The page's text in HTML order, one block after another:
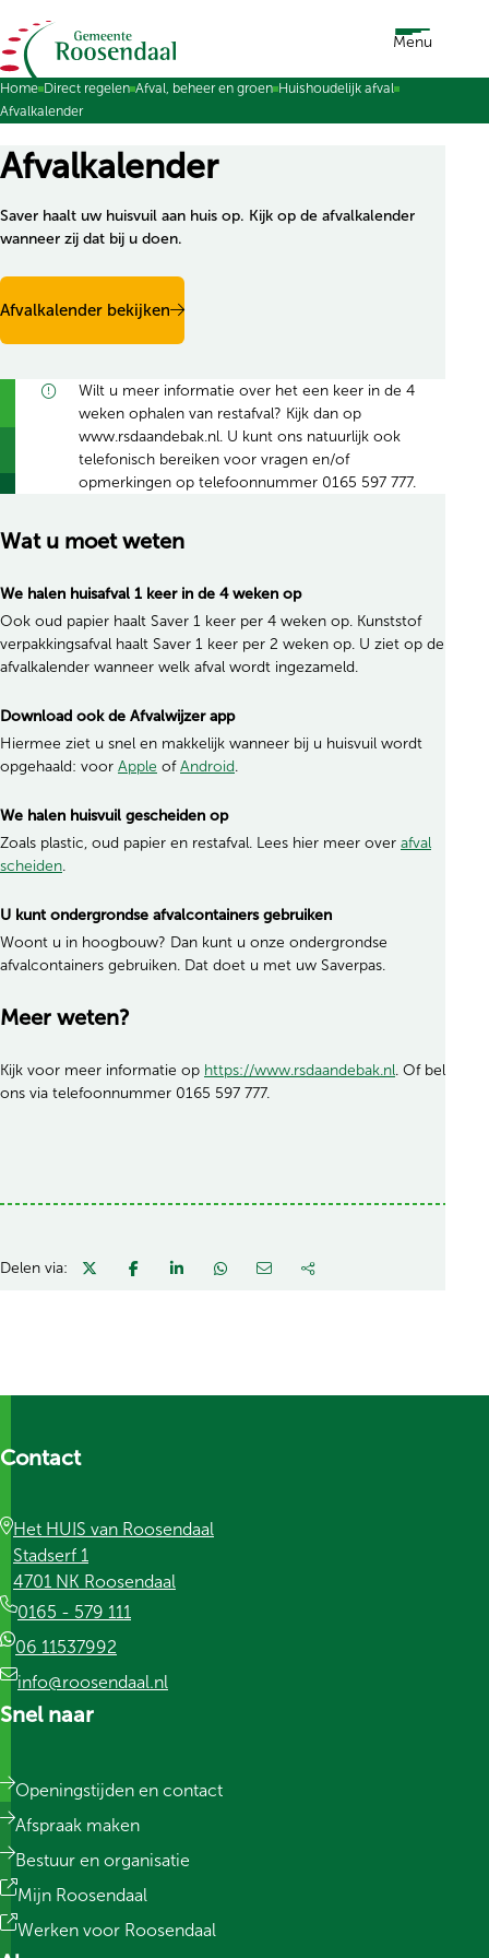
Ga naar de inhoud Menu
Home Direct regelen Afval, beheer en groen Huishoudelijk afval
Afvalkalender
Afvalkalender
Saver haalt uw huisvuil aan huis op. Kijk op de afvalkalender
wanneer zij dat bij u doen.
Afvalkalender bekijken
Wilt u meer informatie over het een keer in de 4
weken ophalen van restafval? Kijk dan op
www.rsdaandebak.nl. U kunt ons natuurlijk ook
telefonisch bereiken voor vragen en/of
opmerkingen op telefoonnummer 0165 597 777.
Wat u moet weten
We halen huisafval 1 keer in de 4 weken op
Ook oud papier haalt Saver 1 keer per 4 weken op. Kunststof
verpakkingsafval haalt Saver 1 keer per 2 weken op. U ziet op de
afvalkalender wanneer welk afval wordt ingezameld.
Download ook de Afvalwijzer app
Hiermee ziet u snel en makkelijk wanneer bij u huisvuil wordt
opgehaald: voor Apple of Android
We halen huisvuil gescheiden op
Zoals plastic, oud papier en restafval. Lees hier meer over afval
scheiden
U kunt ondergrondse afvalcontainers gebruiken
Woont u in hoogbouw? Dan kunt u onze ondergrondse
afvalcontainers gebruiken. Dat doet u met uw Saverpas.
Meer weten?
Kijk voor meer informatie op https://www.rsdaandebak.nl . Of bel
ons via telefoonnummer 0165 597 777.
Delen via:
Contact
Het HUIS van Roosendaal
Stadserf 1
4701 NK Roosendaal
0165 - 579 111
06 11537992
info@roosendaal.nl
Snel naar
Openingstijden en contact
Afspraak maken
Bestuur en organisatie
Mijn Roosendaal
Werken voor Roosendaal